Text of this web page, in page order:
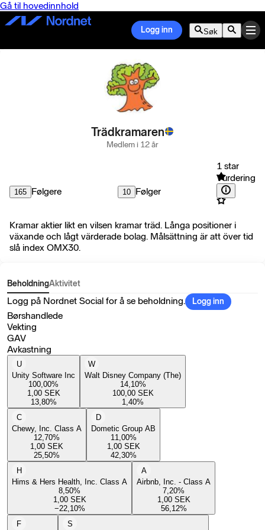
Gå til hovedinnhold
Logg inn Søk
Trädkramaren
Medlem i 12 år
165 Følgere 10 Følger
1 star
Vurdering
Kramar aktier likt en vilsen kramar träd. Långa positioner i
växande och lågt värderade bolag. Målsättning är att över tid
slå index OMX30.
BeholdningAktivitet
Logg på Nordnet Social for å se beholdning. Logg inn
Børshandlede
Vekting
GAV
Avkastning
U
Unity Software Inc
100,00%
1,00 SEK
13,80%
W
Walt Disney Company (The)
14,10%
100,00 SEK
1,40%
C
Chewy, Inc. Class A
12,70%
1,00 SEK
25,50%
D
Dometic Group AB
11,00%
1,00 SEK
42,30%
H
Hims & Hers Health, Inc. Class A
8,50%
1,00 SEK
−22,10%
A
Airbnb, Inc. - Class A
7,20%
1,00 SEK
56,12%
F
S